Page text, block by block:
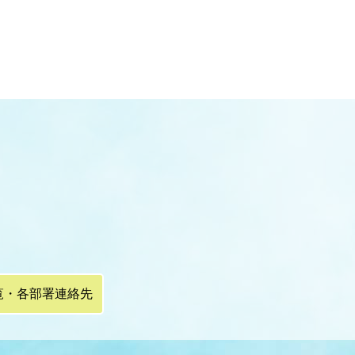
・各部署連絡先